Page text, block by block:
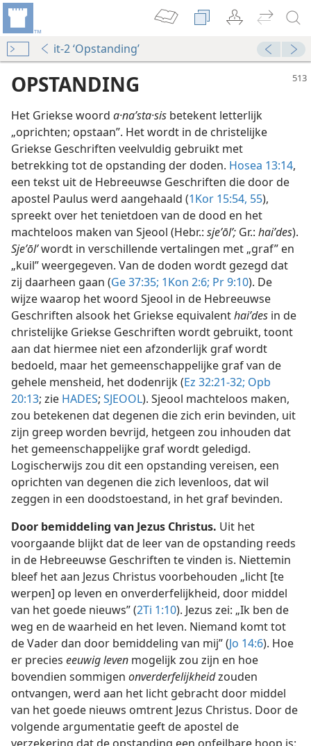
it-2 ‘Opstanding’
1982
1954
1982
OPSTANDING
Het Griekse woord a·naʹsta·sis betekent letterlijk
„oprichten; opstaan”. Het wordt in de christelijke
Griekse Geschriften veelvuldig gebruikt met
betrekking tot de opstanding der doden. Hosea 13:14,
een tekst uit de Hebreeuwse Geschriften die door de
apostel Paulus werd aangehaald (1Kor 15:54, 55),
spreekt over het tenietdoen van de dood en het
machteloos maken van Sjeool (Hebr.: sjeʼōlʹ; Gr.: haiʹdes).
Sjeʼōlʹwordt in verschillende vertalingen met „graf” en
„kuil” weergegeven. Van de doden wordt gezegd dat
zij daarheen gaan (Ge 37:35; 1Kon 2:6; Pr 9:10). De
wijze waarop het woord Sjeool in de Hebreeuwse
Geschriften alsook het Griekse equivalenthaiʹdes in de
christelijke Griekse Geschriften wordt gebruikt, toont
aan dat hiermee niet een afzonderlijk graf wordt
bedoeld, maar het gemeenschappelijke graf van de
gehele mensheid, het dodenrijk (Ez 32:21-32; Opb
20:13; zie HADES; SJEOOL). Sjeool machteloos maken,
zou betekenen dat degenen die zich erin bevinden, uit
zijn greep worden bevrijd, hetgeen zou inhouden dat
het gemeenschappelijke graf wordt geledigd.
Logischerwijs zou dit een opstanding vereisen, een
oprichten van degenen die zich levenloos, dat wil
zeggen in een doodstoestand, in het graf bevinden.
Door bemiddeling van Jezus Christus. Uit het
voorgaande blijkt dat de leer van de opstanding reeds
in de Hebreeuwse Geschriften te vinden is. Niettemin
bleef het aan Jezus Christus voorbehouden „licht [te
werpen] op leven en onverderfelijkheid, door middel
van het goede nieuws” (2Ti 1:10). Jezus zei: „Ik ben de
weg en de waarheid en het leven. Niemand komt tot
de Vader dan door bemiddeling van mij” (Jo 14:6). Hoe
er precies eeuwig leven mogelijk zou zijn en hoe
bovendien sommigen onverderfelijkheidzouden
ontvangen, werd aan het licht gebracht door middel
van het goede nieuws omtrent Jezus Christus. Door de
volgende argumentatie geeft de apostel de